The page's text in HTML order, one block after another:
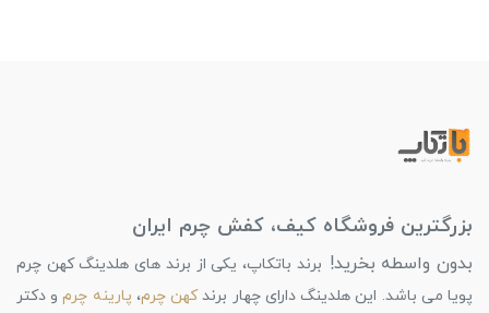
بزرگترین فروشگاه کیف، کفش چرم ایران
بدون واسطه بخرید! برند باتکاپ، یکی از برند های هلدینگ کهن چرم
پویا می باشد. این هلدینگ دارای چهار برندکهن چرم، پارینه چرمو دکتر